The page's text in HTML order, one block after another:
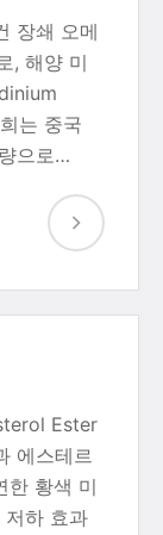
장쇄 오메
, 해양 미
는 중국
으로…
Ester
에스테르
한 황색 미
저하 효과